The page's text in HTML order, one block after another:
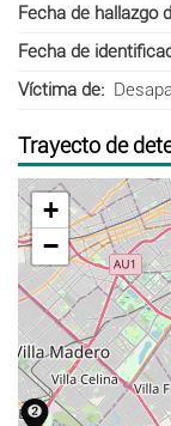
Fecha de hallazgo
Fecha de
Víctima de
Trayecto de
+
−